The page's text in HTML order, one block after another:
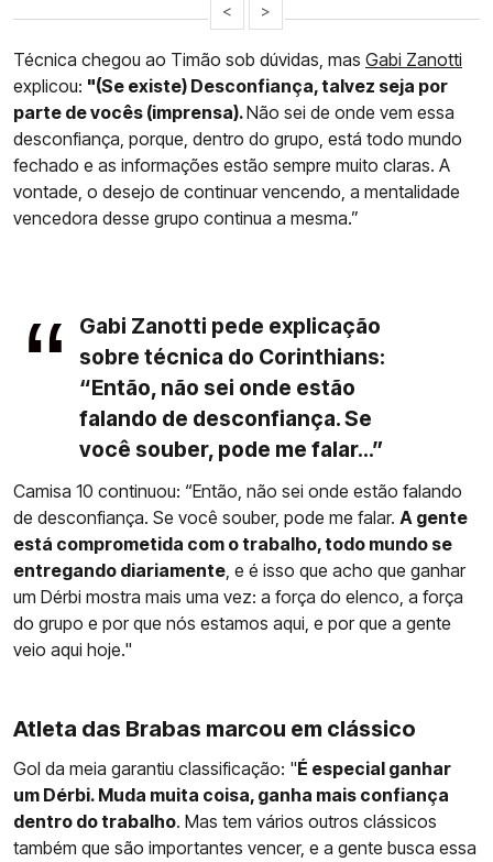
< >
Técnica chegou ao Timão sob dúvidas, mas Gabi Zanotti
explicou: "(Se existe) Desconfiança, talvez seja por
parte de vocês (imprensa).Não sei de onde vem essa
desconfiança, porque, dentro do grupo, está todo mundo
fechado e as informações estão sempre muito claras. A
vontade, o desejo de continuar vencendo, a mentalidade
vencedora desse grupo continua a mesma.”
Gabi Zanotti pede explicação
sobre técnica do Corinthians:
“Então, não sei onde estão
falando de desconfiança. Se
você souber, pode me falar...”
Camisa 10 continuou: “Então, não sei onde estão falando
de desconfiança. Se você souber, pode me falar. A gente
está comprometida com o trabalho, todo mundo se
entregando diariamente, e é isso que acho que ganhar
um Dérbi mostra mais uma vez: a força do elenco, a força
do grupo e por que nós estamos aqui, e por que a gente
veio aqui hoje."
Atleta das Brabas marcou em clássico
Gol da meia garantiu classificação: "É especial ganhar
um Dérbi. Muda muita coisa, ganha mais confiança
dentro do trabalho. Mas tem vários outros clássicos
também que são importantes vencer, e a gente busca essa